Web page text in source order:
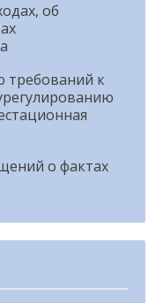
об
требований к
о фактах